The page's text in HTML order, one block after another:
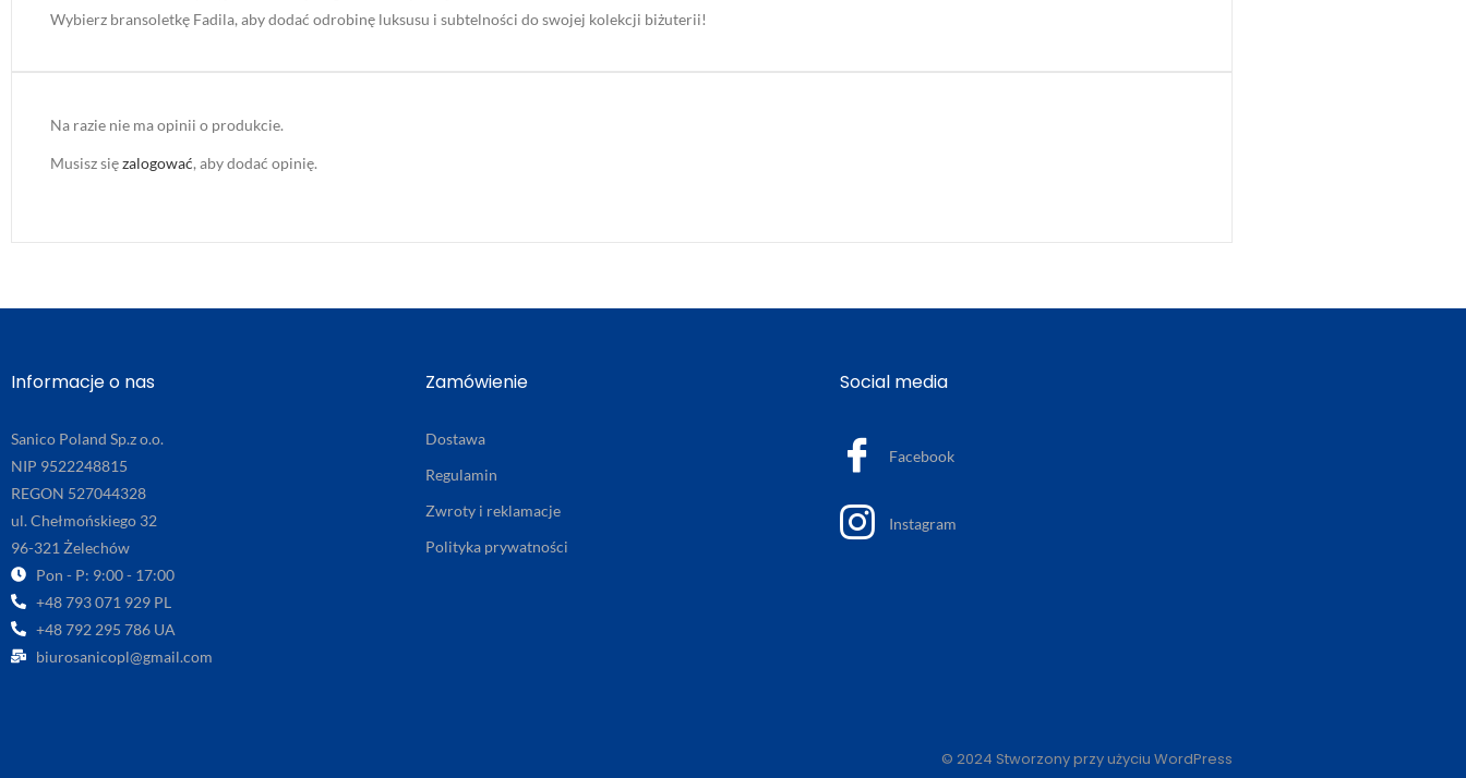
Wybierz bransoletkę Fadila, aby dodać odrobinę luksusu i subtelności do swojej kolekcji biżuterii!
Na razie nie ma opinii o produkcie.
Musisz sięzalogować, aby dodać opinię.
Informacje o nas
Sanico Poland Sp.z o.o.
NIP 9522248815
REGON 527044328
ul. Chełmońskiego 32
96-321 Żelechów
Pon - P: 9:00 - 17:00
+48 793 071 929 PL
+48 792 295 786 UA
biurosanicopl@gmail.com
Zamówienie
Dostawa
Regulamin
Zwroty i reklamacje
Polityka prywatności
Social media
Facebook
Instagram
© 2024 Stworzony przy użyciu WordPress